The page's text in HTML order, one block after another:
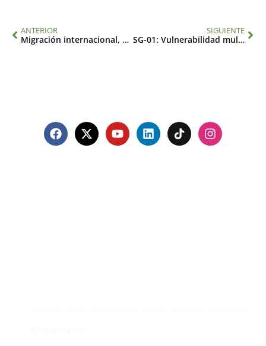
ANTERIOR
Migración internacional, cambio climático y efectos de red: un estudio mundial
SIGUIENTE
SG-01: Vulnerabilidad multidimensional al dengue y la diarrea en el contexto de la crisis climática